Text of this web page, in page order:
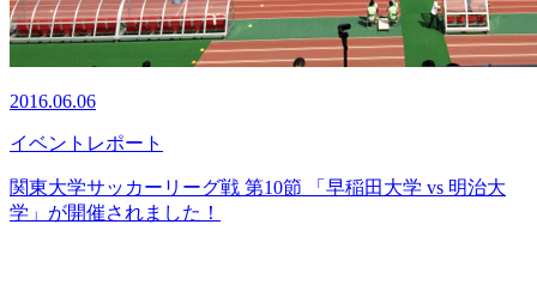
2016.06.06
イベント レポート
関東大学サッカーリーグ戦 第10節 「早稲田大学 vs 明治大
学」が開催されました！